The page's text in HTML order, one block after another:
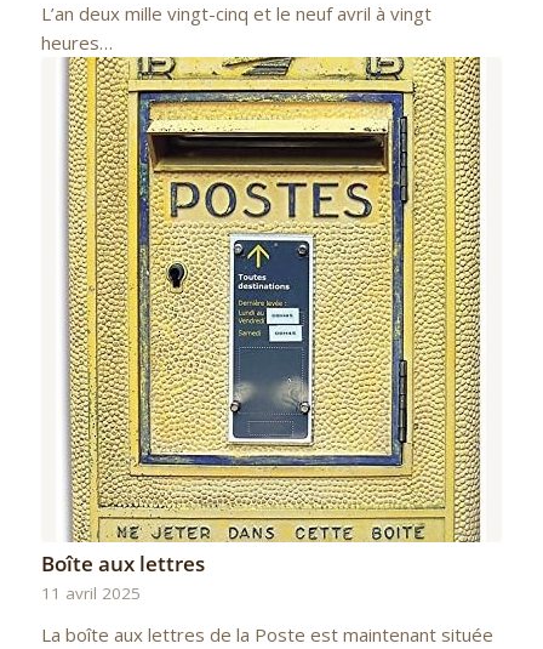
L’an deux mille vingt-cinq et le neuf avril à vingt
heures…
Boîte aux lettres
11 avril 2025
La boîte aux lettres de la Poste est maintenant située